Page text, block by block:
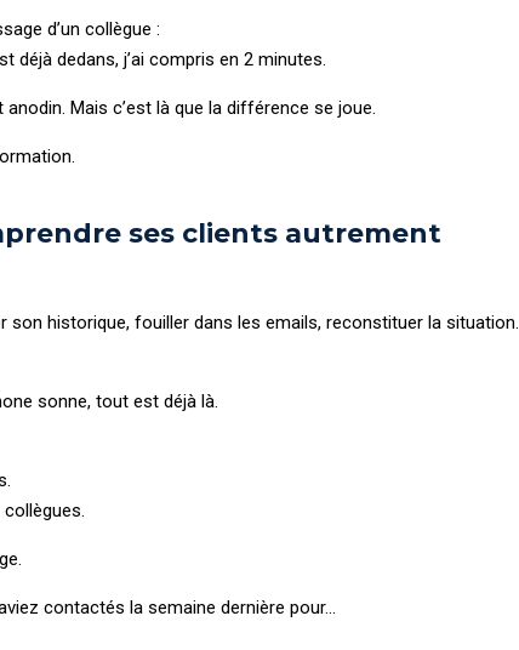
d’un collègue :
déjà dedans, j’ai compris en 2 minutes.
Mais c’est là que la différence se joue.
ses clients autrement
son historique, fouiller dans les emails, reconstituer la situation.
sonne, tout est déjà là.
contactés la semaine dernière pour…